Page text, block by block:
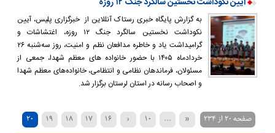
به گزارش پایگاه خبری رستاک آنللاین از خبرگزاری پلیس، آیین
نکوداشت نخستین سالگرد جنگ ۱۲ روزه، اغتشاشات و
گرامیداشت یاد و خاطره مدافعان نظم و امنیت، روز سه‌شنبه ۲۶
خردادماه ۱۴۰۵ با حضور خانواده های معظم شهدا، جمعی از
مسئولان، فرماندهان نظامی و انتظامی، خانواده‌های معظم شهدا
و اصحاب رسانه در استان لرستان برگزار شد.
صفحه ۲۰ از ۲۳۴ «
... ۱۰ ‹ ۱۶ ۱۷ ۱۸ ۱۹
۲۰